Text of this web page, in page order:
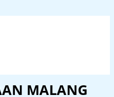
MALANG